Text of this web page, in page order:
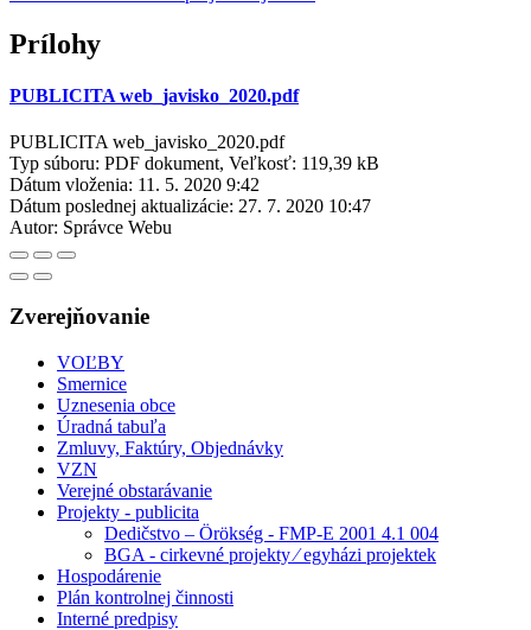
Prílohy
PUBLICITA web_javisko_2020.pdf
PUBLICITA web_javisko_2020.pdf
Typ súboru: PDF dokument, Veľkosť: 119,39 kB
Dátum vloženia: 11. 5. 2020 9:42
Dátum poslednej aktualizácie: 27. 7. 2020 10:47
Autor: Správce Webu
Zverejňovanie
VOĽBY
Smernice
Uznesenia obce
Úradná tabuľa
Zmluvy, Faktúry, Objednávky
VZN
Verejné obstarávanie
Projekty - publicita
Dedičstvo – Örökség - FMP-E 2001 4.1 004
BGA - cirkevné projekty ⁄ egyházi projektek
Hospodárenie
Plán kontrolnej činnosti
Interné predpisy